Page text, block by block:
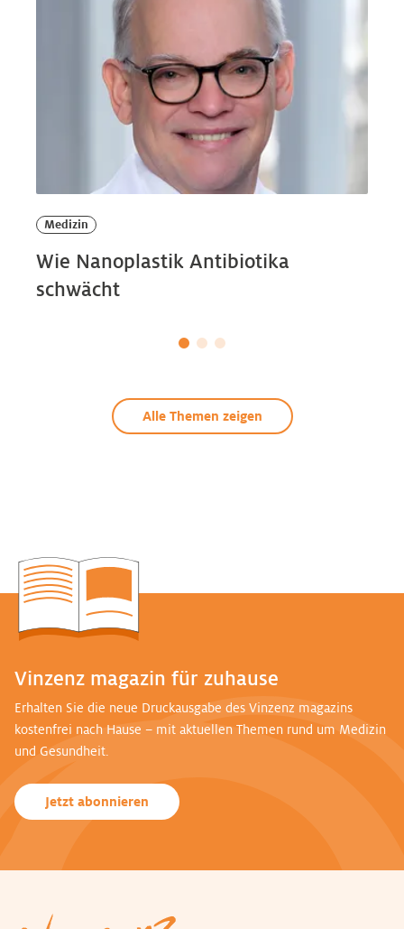
Medizin
Wie Nanoplastik Antibiotika
schwächt
Alle Themen zeigen
Vinzenz magazin für zuhause
Erhalten Sie die neue Druckausgabe des Vinzenz magazins
kostenfrei nach Hause – mit aktuellen Themen rund um Medizin
und Gesundheit.
Jetzt abonnieren